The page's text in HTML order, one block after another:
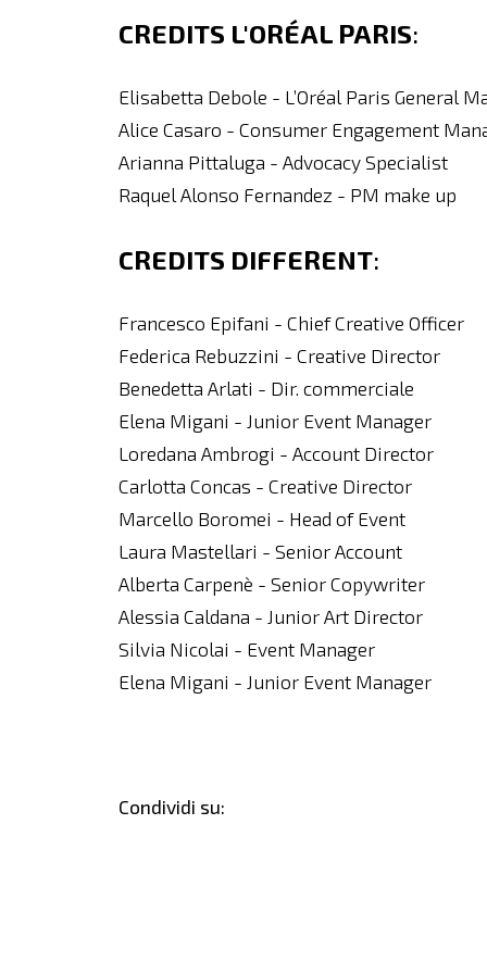
CREDITS L'ORÉAL PARIS:
Elisabetta Debole - L’Oréal Paris General
Alice Casaro - Consumer Engagement
Arianna Pittaluga - Advocacy Specialist
Raquel Alonso Fernandez - PM make up
CREDITS DIFFERENT:
Francesco Epifani - Chief Creative Officer
Federica Rebuzzini - Creative Director
Benedetta Arlati - Dir. commerciale
Elena Migani - Junior Event Manager
Loredana Ambrogi - Account Director
Carlotta Concas - Creative Director
Marcello Boromei - Head of Event
Laura Mastellari - Senior Account
Alberta Carpenè - Senior Copywriter
Alessia Caldana - Junior Art Director
Silvia Nicolai - Event Manager
Elena Migani - Junior Event Manager
Condividi su: